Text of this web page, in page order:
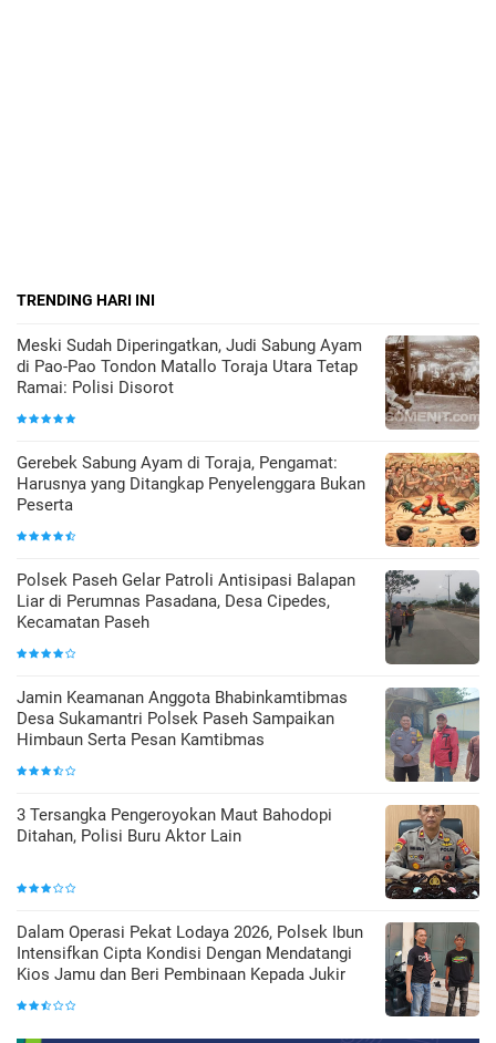
TRENDING HARI INI
Meski Sudah Diperingatkan, Judi Sabung Ayam
di Pao-Pao Tondon Matallo Toraja Utara Tetap
Ramai: Polisi Disorot
Gerebek Sabung Ayam di Toraja, Pengamat:
Harusnya yang Ditangkap Penyelenggara Bukan
Peserta
Polsek Paseh Gelar Patroli Antisipasi Balapan
Liar di Perumnas Pasadana, Desa Cipedes,
Kecamatan Paseh
Jamin Keamanan Anggota Bhabinkamtibmas
Desa Sukamantri Polsek Paseh Sampaikan
Himbaun Serta Pesan Kamtibmas
3 Tersangka Pengeroyokan Maut Bahodopi
Ditahan, Polisi Buru Aktor Lain
Dalam Operasi Pekat Lodaya 2026, Polsek Ibun
Intensifkan Cipta Kondisi Dengan Mendatangi
Kios Jamu dan Beri Pembinaan Kepada Jukir